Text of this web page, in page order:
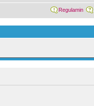
Regulamin